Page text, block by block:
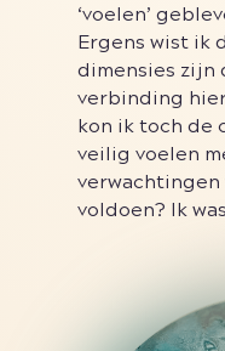
‘voelen’
Ergens wist ik
dimensies zijn
verbinding
kon ik toch de
veilig voelen
verwachtingen
voldoen? Ik